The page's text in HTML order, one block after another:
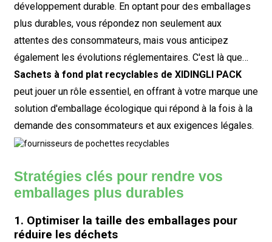
développement durable. En optant pour des emballages
plus durables, vous répondez non seulement aux
attentes des consommateurs, mais vous anticipez
également les évolutions réglementaires. C'est là que…
Sachets à fond plat recyclables de XIDINGLI PACK
peut jouer un rôle essentiel, en offrant à votre marque une
solution d'emballage écologique qui répond à la fois à la
demande des consommateurs et aux exigences légales.
Stratégies clés pour rendre vos
emballages plus durables
1. Optimiser la taille des emballages pour
réduire les déchets